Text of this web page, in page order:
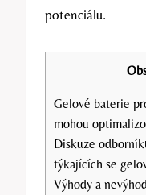
potenciálu.
Gelové baterie
mohou
Diskuze
týkajících se
Výhody a